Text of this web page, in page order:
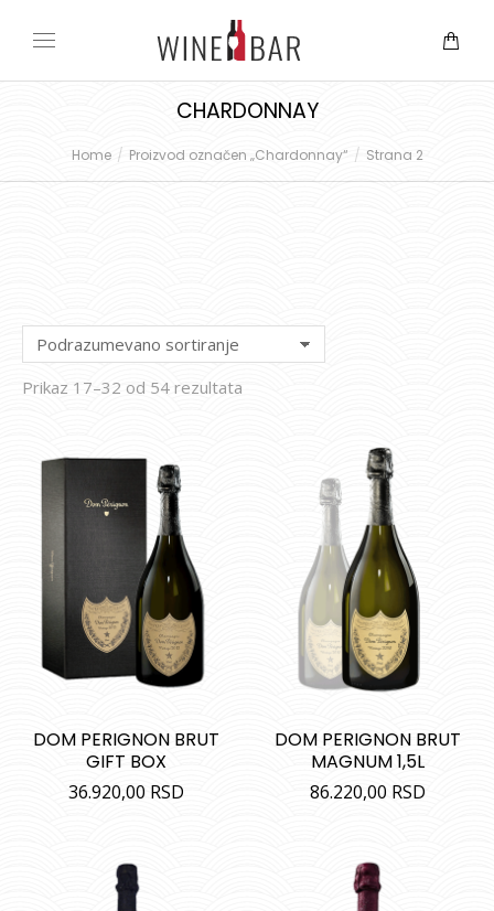
CHARDONNAY
You are here:
Home Proizvod označen „Chardonnay“ Strana 2
Prikaz 17–32 od 54 rezultata
DOM PERIGNON BRUT
GIFT BOX
36.920,00 RSD
DOM PERIGNON BRUT
MAGNUM 1,5L
86.220,00 RSD